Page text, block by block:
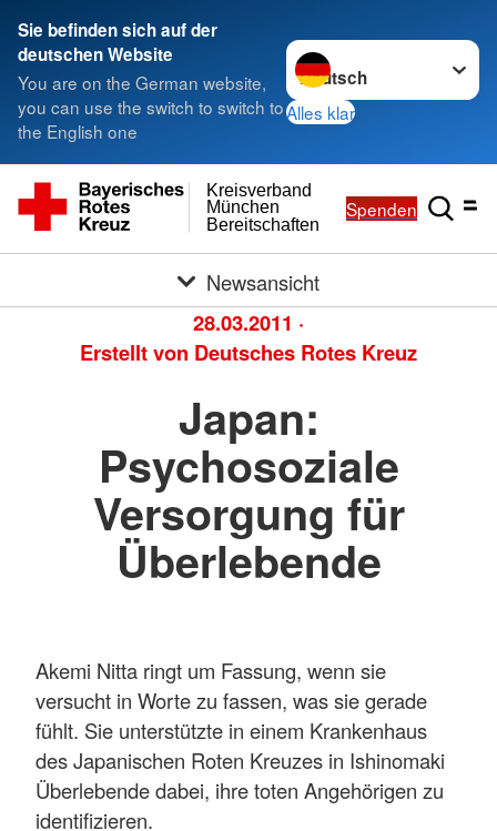
Sie befinden sich auf der
deutschen Website
You are on the German website,
you can use the switch to switch to
the English one
Sprache wechseln zu
Alles klar
Bereitschaften
München
Kreisverband
Spenden
Newsansicht
28.03.2011 ·
Erstellt von Deutsches Rotes Kreuz
Japan:
Psychosoziale
Versorgung für
Überlebende
Akemi Nitta ringt um Fassung, wenn sie
versucht in Worte zu fassen, was sie gerade
fühlt. Sie unterstützte in einem Krankenhaus
des Japanischen Roten Kreuzes in Ishinomaki
Überlebende dabei, ihre toten Angehörigen zu
identifizieren.